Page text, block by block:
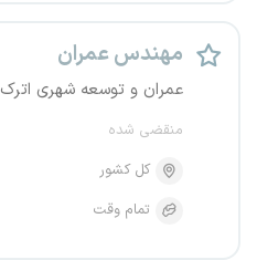
مهندس عمران
عمران و توسعه شهری اترک
منقضی شده
کل کشور
تمام وقت